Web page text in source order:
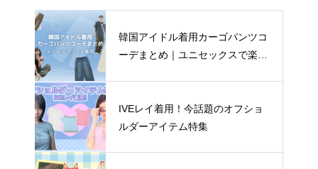
韓国アイドル着用カーゴパンツコ
ーデまとめ｜ユニセックスで楽し
IVEレイ着用！今話題のオフショ
ルダーアイテム特集